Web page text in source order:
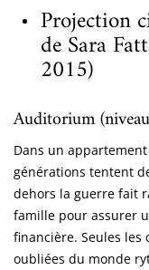
Projection
de Sara
2015)
Auditorium
Dans un
générations tentent
dehors la guerre fait
famille pour assurer
financière. Seules les
oubliées du monde